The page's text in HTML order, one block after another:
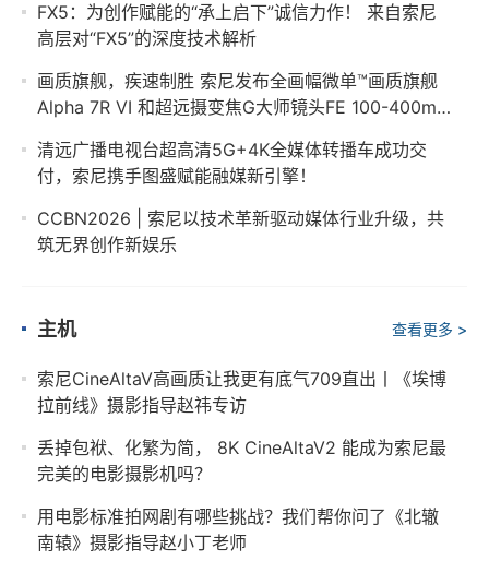
FX5：为创作赋能的“承上启下”诚信力作！ 来自索尼
高层对“FX5”的深度技术解析
画质旗舰，疾速制胜 索尼发布全画幅微单™画质旗舰
Alpha 7R VI 和超远摄变焦G大师镜头FE 100-400mm
清远广播电视台超高清5G+4K全媒体转播车成功交
付，索尼携手图盛赋能融媒新引擎！
CCBN2026 | 索尼以技术革新驱动媒体行业升级，共
筑无界创作新娱乐
主机 查看更多 >
索尼CineAltaV高画质让我更有底气709直出丨《埃博
拉前线》摄影指导赵祎专访
丢掉包袱、化繁为简， 8K CineAltaV2 能成为索尼最
完美的电影摄影机吗？
用电影标准拍网剧有哪些挑战？我们帮你问了《北辙
南辕》摄影指导赵小丁老师